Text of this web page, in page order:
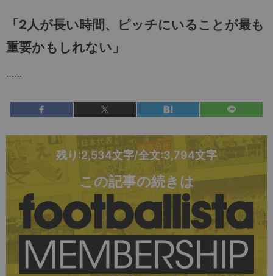
「2人が長い時間、ピッチにいることが最も
重要かもしれない」
……
残り:2,534文字/全文:3,794文字
この記事の続きは